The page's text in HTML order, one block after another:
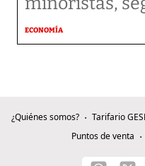
ECONOMÍA
¿Quiénes somos? Tarifario
Puntos de venta